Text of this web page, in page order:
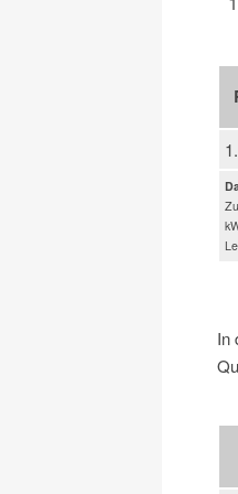
1.
In